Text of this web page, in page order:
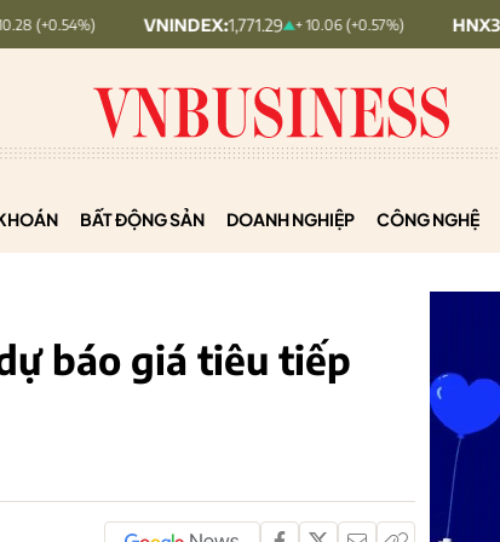
VNINDEX: 1,771.29 + 10.06 (+0.57%) HNX30: 458.8
BẤT ĐỘNG SẢN DOANH NGHIỆP CÔNG NGHỆ
báo giá tiêu tiếp